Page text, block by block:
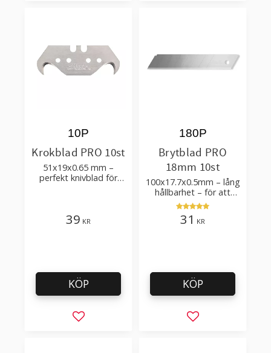
Krokblad PRO 10st
51x19x0.65 mm –
perfekt knivblad för
10P
39 KR
Lägg till i favoriter
KÖP
Brytblad PRO
18mm 10st
100x17.7x0.5mm – lång
hållbarhet – för att
skära kartong, tapet
och golvmaterial
180P
31 KR
Lägg till i
KÖP